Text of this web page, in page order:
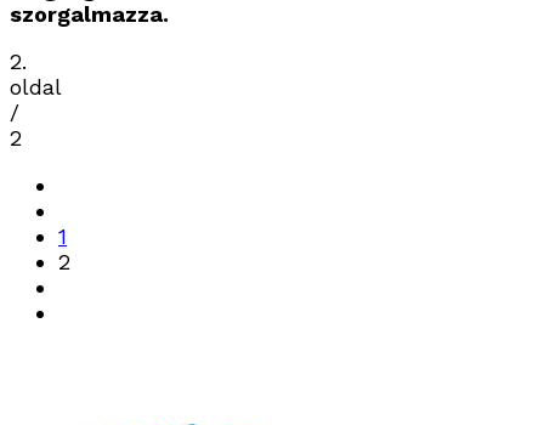
szorgalmazza.
2.
oldal
/
2
1
2